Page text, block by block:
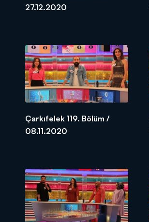
27.12.2020
Çarkıfelek 119. Bölüm /
08.11.2020